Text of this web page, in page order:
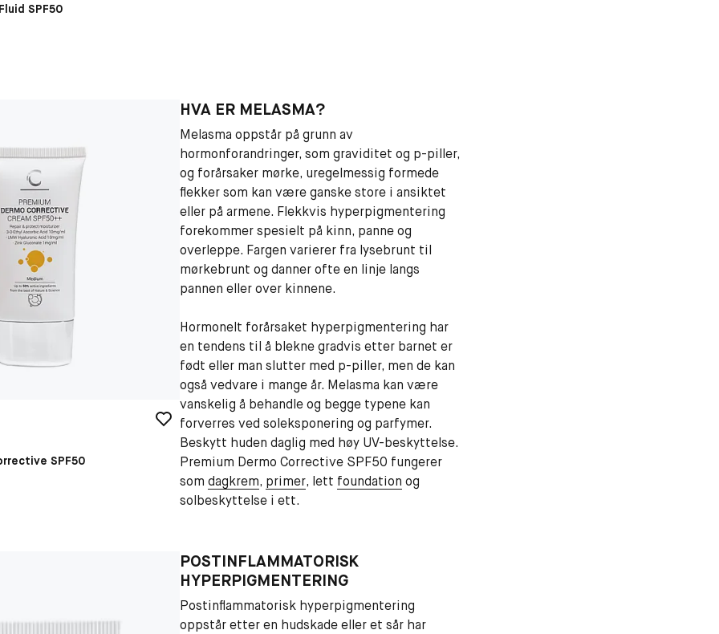
SPF50
SPF50
HVA ER MELASMA?
Melasma oppstår på grunn av
hormonforandringer, som graviditet og p-piller,
og forårsaker mørke, uregelmessig formede
flekker som kan være ganske store i ansiktet
eller på armene. Flekkvis hyperpigmentering
forekommer spesielt på kinn, panne og
overleppe. Fargen varierer fra lysebrunt til
mørkebrunt og danner ofte en linje langs
pannen eller over kinnene.
Hormonelt forårsaket hyperpigmentering har
en tendens til å blekne gradvis etter barnet er
født eller man slutter med p-piller, men de kan
også vedvare i mange år. Melasma kan være
vanskelig å behandle og begge typene kan
forverres ved soleksponering og parfymer.
Beskytt huden daglig med høy UV-beskyttelse.
Premium Dermo Corrective SPF50 fungerer
som dagkrem, primer, lett foundation og
solbeskyttelse i ett.
POSTINFLAMMATORISK
HYPERPIGMENTERING
Postinflammatorisk hyperpigmentering
oppstår etter en hudskade eller et sår har